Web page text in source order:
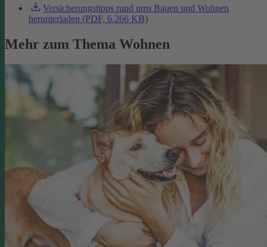
Versicherungstipps rund ums Bauen und Wohnen
herunterladen (PDF, 6.266 KB)
Mehr zum Thema Wohnen